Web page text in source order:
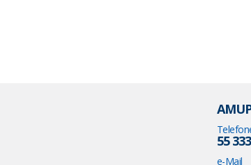
55
e-Mail